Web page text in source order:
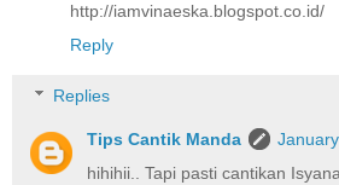
http://iamvinaeska.blogspot.co.id/
Reply
Replies
Tips Cantik Manda
hihihii.. Tapi pasti cantikan